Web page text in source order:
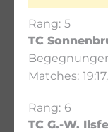
5
TC
19:17
6
TC G.-W.